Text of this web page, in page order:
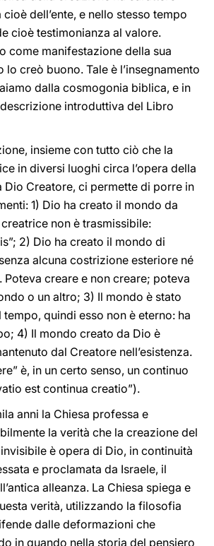
dell’ente, e nello stesso tempo
cioè testimonianza al valore.
come manifestazione della sua
lo creò buono. Tale è l’insegnamento
dalla cosmogonia biblica, e in
introduttiva del Libro
insieme con tutto ciò che la
in diversi luoghi circa l’opera della
Dio Creatore, ci permette di porre in
1) Dio ha creato il mondo da
non è trasmissibile:
2) Dio ha creato il mondo di
alcuna costrizione esteriore né
creare e non creare; poteva
o un altro; 3) Il mondo è stato
quindi esso non è eterno: ha
4) Il mondo creato da Dio è
dal Creatore nell’esistenza.
è, in un certo senso, un continuo
est continua creatio”).
anni la Chiesa professa e
la verità che la creazione del
è opera di Dio, in continuità
e proclamata da Israele, il
alleanza. La Chiesa spiega e
verità, utilizzando la filosofia
dalle deformazioni che
in quando nella storia del pensiero